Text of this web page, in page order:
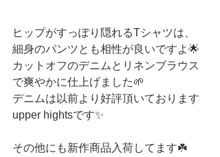
ヒップがすっぽり隠れるTシャツは、
細身のパンツとも相性が良いですよ🌟
カットオフのデニムとリネンブラウス
で爽やかに仕上げました🌱
デニムは以前より好評頂いております
upper hightsです✨
その他にも新作商品入荷してます☘️